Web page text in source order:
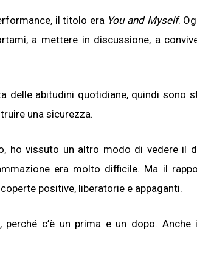
il titolo era You and Myself.
a mettere in discussione, a
delle abitudini quotidiane, quindi sono
una sicurezza.
ho vissuto un altro modo di vedere il
era molto difficile. Ma il
positive, liberatorie e appaganti.
c’è un prima e un dopo.
Mercato
Iscriviti subito alle
te riguardanti il